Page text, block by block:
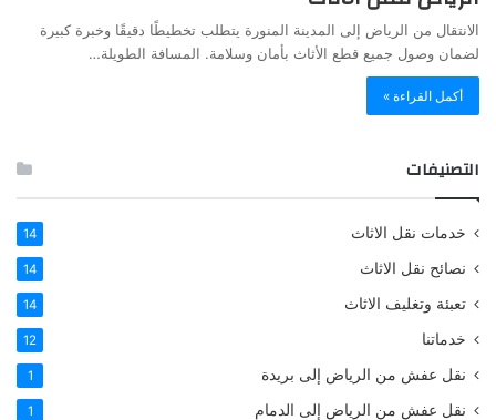
الانتقال من الرياض إلى المدينة المنورة يتطلب تخطيطًا دقيقًا وخبرة كبيرة
لضمان وصول جميع قطع الأثاث بأمان وسلامة. المسافة الطويلة…
أكمل القراءة »
التصنيفات
خدمات نقل الاثاث 14
نصائح نقل الاثاث 14
تعبئة وتغليف الاثاث 14
خدماتنا 12
نقل عفش من الرياض إلى بريدة 1
نقل عفش من الرياض إلى الدمام 1